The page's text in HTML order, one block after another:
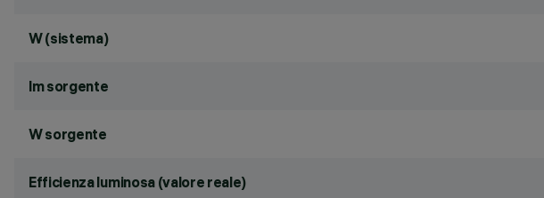
W (sistema)
lm sorgente
W sorgente
Efficienza luminosa (valore reale)